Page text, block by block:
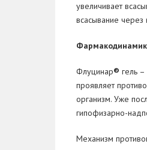
увеличивает
всасывание
Флуцинар® гель
проявляет
организм. Уже
гипофизарно-
Механизм